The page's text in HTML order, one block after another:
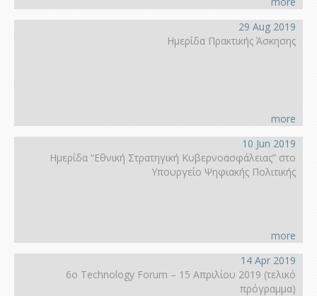
29 Aug 2019
Ημερίδα Πρακτικής Άσκησης
more
10 Jun 2019
Ημερίδα “Εθνική Στρατηγική Κυβερνοασφάλειας” στο
Υπουργείο Ψηφιακής Πολιτικής
more
14 Apr 2019
6ο Technology Forum – 15 Απριλίου 2019 (τελικό
πρόγραμμα)